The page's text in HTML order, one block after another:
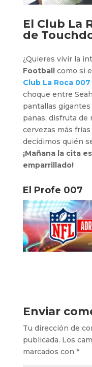
El Club La
de
¿Quieres vivir la
Football
como si
Club La Roca 007
choque entre
pantallas
panas, disfruta de
cervezas más
decidimos quién
¡Mañana la cita
emparrillado!
El Profe 007
Enviar
Tu dirección de
publicada. Los
marcados con *